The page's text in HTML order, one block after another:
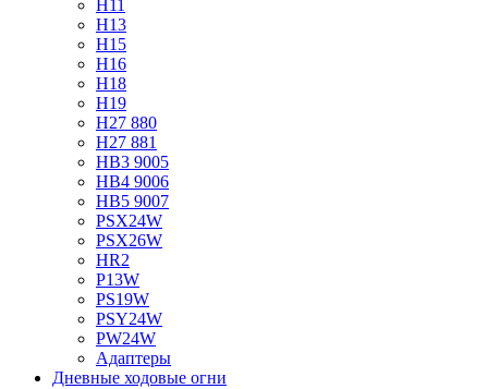
H11
H13
H15
H16
H18
H19
H27 880
H27 881
HB3 9005
HB4 9006
HB5 9007
PSX24W
PSX26W
HR2
P13W
PS19W
PSY24W
PW24W
Адаптеры
Дневные ходовые огни